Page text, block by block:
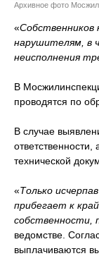
Архивное фото
«Собственников
нарушителям, в
неисполнения
В
проводятся по
В случае
технической
«Только
прибегает к
собственности,
ведомстве.
выплачиваются